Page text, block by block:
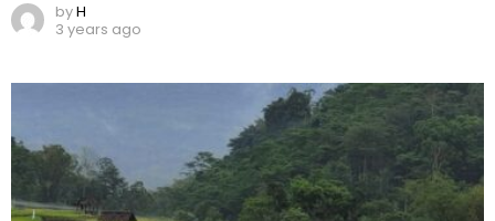
byH
3 years ago